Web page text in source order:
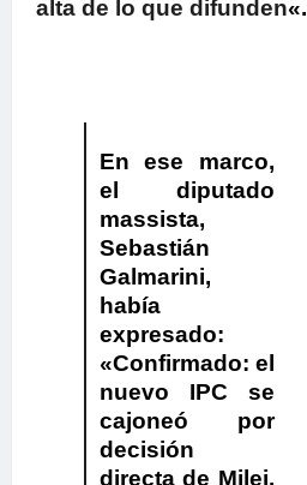
alta de lo que difunden«.
En ese marco,
el diputado
massista,
Sebastián
Galmarini,
había
expresado:
«Confirmado: el
nuevo IPC se
cajoneó por
decisión
directa de Milei.